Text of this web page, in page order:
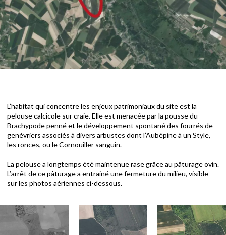
L’habitat qui concentre les enjeux patrimoniaux du site est la
pelouse calcicole sur craie. Elle est menacée par la pousse du
Brachypode penné et le développement spontané des fourrés de
genévriers associés à divers arbustes dont l’Aubépine à un Style,
les ronces, ou le Cornouiller sanguin.
La pelouse a longtemps été maintenue rase grâce au pâturage ovin.
L’arrêt de ce pâturage a entrainé une fermeture du milieu, visible
sur les photos aériennes ci-dessous.